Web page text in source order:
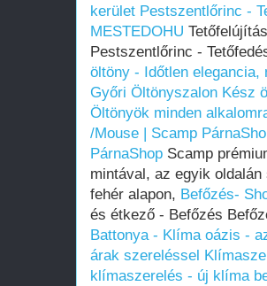
kerület Pestszentlőrinc -
MESTEDOHU
Pestszentlőrinc -
öltöny - Időtlen elegancia,
Győri Öltönyszalon Kész
Öltönyök minden
/Mouse | Scamp
PárnaShop Scamp
mintával, az egyik
fehér alapon, Befőzés-
és étkező - Befőzés
Battonya - Klíma oázis -
árak szereléssel
klímaszerelés - új klíma